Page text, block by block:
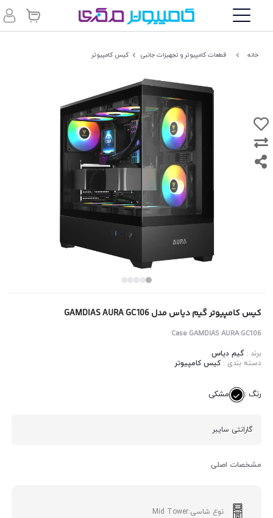
خانه قطعات کامپیوتر و تجهیزات جانبی کیس کامپیوتر
کیس کامپیوتر گیم دیاس مدل GAMDIAS AURA GC106
Case GAMDIAS AURA GC106
برند :گیم دیاس
دسته بندی :کیس کامپیوتر
رنگ : مشکی
گارانتی سایبر
مشخصات اصلی
نوع شاسی:Mid Tower